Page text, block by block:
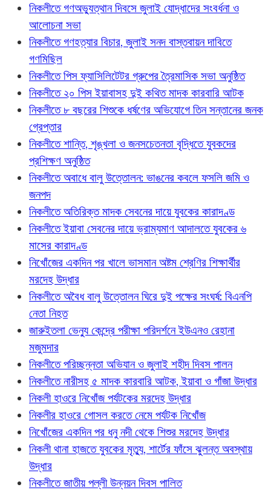
নিকলীতে গণঅভ্যুত্থান দিবসে জুলাই যোদ্ধাদের সংবর্ধনা ও
আলোচনা সভা
নিকলীতে গণহত্যার বিচার, জুলাই সনদ বাস্তবায়ন দাবিতে
গণমিছিল
নিকলীতে পিস ফ্যাসিলিটেটর গ্রুপের ত্রৈমাসিক সভা অনুষ্ঠিত
নিকলীতে ২০ পিস ইয়াবাসহ দুই কথিত মাদক কারবারি আটক
নিকলীতে ৮ বছরের শিশুকে ধর্ষণের অভিযোগে তিন সন্তানের জনক
গ্রেপ্তার
নিকলীতে শান্তি, শৃঙ্খলা ও জনসচেতনতা বৃদ্ধিতে যুবকদের
প্রশিক্ষণ অনুষ্ঠিত
নিকলীতে অবাধে বালু উত্তোলন: ভাঙনের কবলে ফসলি জমি ও
জনপদ
নিকলীতে অতিরিক্ত মাদক সেবনের দায়ে যুবকের কারাদণ্ড
নিকলীতে ইয়াবা সেবনের দায়ে ভ্রাম্যমাণ আদালতে যুবকের ৬
মাসের কারাদণ্ড
নিখোঁজের একদিন পর খালে ভাসমান অষ্টম শ্রেণির শিক্ষার্থীর
মরদেহ উদ্ধার
নিকলীতে অবৈধ বালু উত্তোলন ঘিরে দুই পক্ষের সংঘর্ষ: বিএনপি
নেতা নিহত
জারুইতলা ভেন্যু কেন্দ্রে পরীক্ষা পরিদর্শনে ইউএনও রেহানা
মজুমদার
নিকলীতে পরিচ্ছন্নতা অভিযান ও জুলাই শহীদ দিবস পালন
নিকলীতে নারীসহ ৫ মাদক কারবারি আটক, ইয়াবা ও গাঁজা উদ্ধার
নিকলী হাওরে নিখোঁজ পর্যটকের মরদেহ উদ্ধার
নিকলীর হাওরে গোসল করতে নেমে পর্যটক নিখোঁজ
নিখোঁজের একদিন পর ধনু নদী থেকে শিশুর মরদেহ উদ্ধার
নিকলী থানা হাজতে যুবকের মৃত্যু, শার্টের ফাঁসে ঝুলন্ত অবস্থায়
উদ্ধার
নিকলীতে জাতীয় পল্লী উন্নয়ন দিবস পালিত